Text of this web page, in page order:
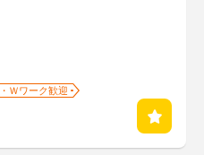
Ｗワーク歓迎